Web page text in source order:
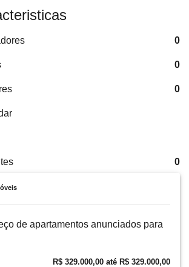
0
0
0
0
de apartamentos anunciados para
R$ 329.000,00 até R$ 329.000,00